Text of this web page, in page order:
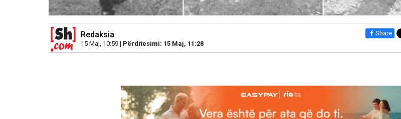
Redaksia
15 Maj, 10:59 | Përditesimi: 15 Maj, 11:28
Share